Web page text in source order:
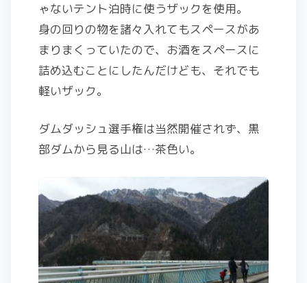
ゃないテント泊時に使うザックを使用。
身の回りの物を諸々入れてもスペースがあ
まりまくっていたので、お酒をスペースに
詰め込むことにしたんだけども、それでも
軽いザック。
ダムダッシュ選手権は当然開催されず、黒
部ダムから見る山は…茶色い。